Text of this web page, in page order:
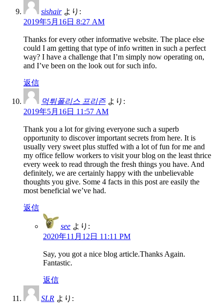
sishair より:
2019年5月16日 8:27 AM
Thanks for every other informative website. The place else
could I am getting that type of info written in such a perfect
way? I have a challenge that I’m simply now operating on,
and I’ve been on the look out for such info.
返信
먹튀폴리스 프리즌 より:
2019年5月16日 11:57 AM
Thank you a lot for giving everyone such a superb
opportunity to discover important secrets from here. It is
usually very sweet plus stuffed with a lot of fun for me and
my office fellow workers to visit your blog on the least thrice
every week to read through the fresh things you have. And
definitely, we are certainly happy with the unbelievable
thoughts you give. Some 4 facts in this post are easily the
most beneficial we’ve had.
返信
see より:
2020年11月12日 11:11 PM
Say, you got a nice blog article.Thanks Again.
Fantastic.
返信
SLR より: